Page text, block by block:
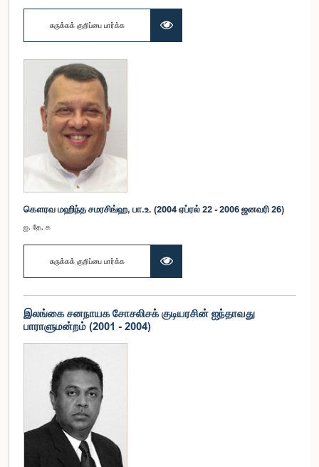
சுருக்கக் குறிப்பை பார்க்க
கௌரவ மஹிந்த சமரசிங்ஹ, பா.உ. (2004 ஏப்ரல் 22 - 2006 ஜனவரி 26)
ஐ. தே. க
சுருக்கக் குறிப்பை பார்க்க
இலங்கை சனநாயக சோசலிசக் குடியரசின் ஐந்தாவது
பாராளுமன்றம் (2001 - 2004)